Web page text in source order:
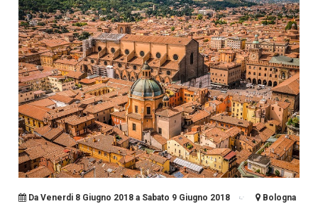
Da Venerdi 8 Giugno 2018 a Sabato 9 Giugno 2018 Bologna